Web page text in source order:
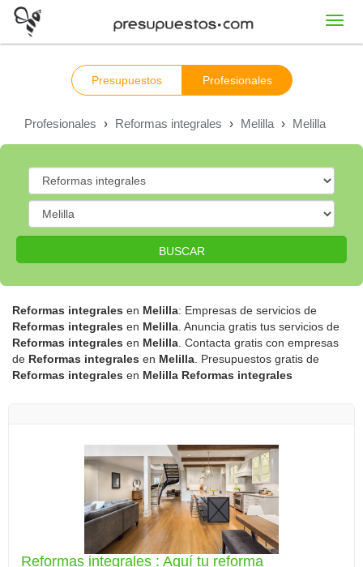
Presupuestos Profesionales
Profesionales › Reformas integrales › Melilla › Melilla
BUSCAR
Reformas integrales en Melilla: Empresas de servicios de
Reformas integrales en Melilla . Anuncia gratis tus servicios de
Reformas integrales en Melilla . Contacta gratis con empresas
de Reformas integrales en Melilla . Presupuestos gratis de
Reformas integrales en Melilla Reformas integrales
Reformas integrales : Aquí tu reforma